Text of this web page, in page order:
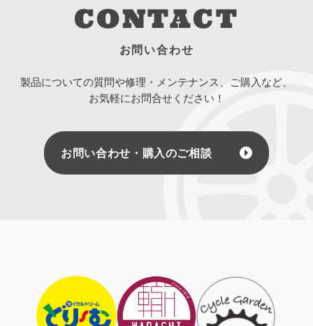
CONTACT
お問い合わせ
製品についての質問や修理・メンテナンス、ご購入など、
お気軽にお問合せください！
お問い合わせ・購入のご相談